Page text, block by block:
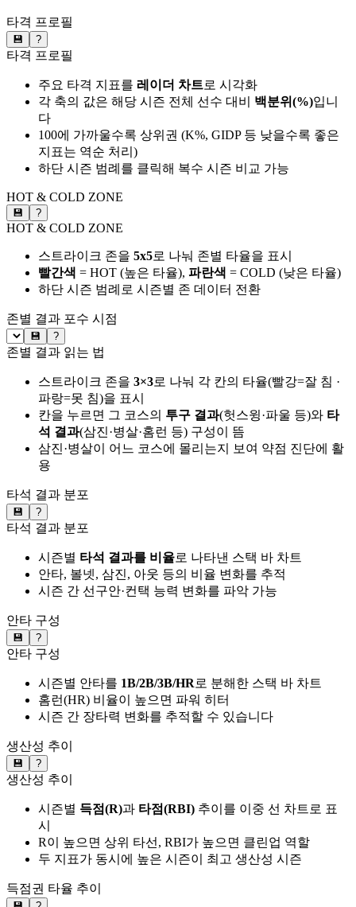
타격 프로필
💾 ?
타격 프로필
주요 타격 지표를 레이더 차트로 시각화
각 축의 값은 해당 시즌 전체 선수 대비 백분위(%)입니
다
100에 가까울수록 상위권 (K%, GIDP 등 낮을수록 좋은
지표는 역순 처리)
하단 시즌 범례를 클릭해 복수 시즌 비교 가능
HOT & COLD ZONE
💾 ?
HOT & COLD ZONE
스트라이크 존을 5x5로 나눠 존별 타율을 표시
빨간색 = HOT (높은 타율), 파란색 = COLD (낮은 타율)
하단 시즌 범례로 시즌별 존 데이터 전환
존별 결과 포수 시점
💾 ?
존별 결과 읽는 법
스트라이크 존을 3×3로 나눠 각 칸의 타율(빨강=잘 침 ·
파랑=못 침)을 표시
칸을 누르면 그 코스의 투구 결과(헛스윙·파울 등)와 타
석 결과(삼진·병살·홈런 등) 구성이 뜸
삼진·병살이 어느 코스에 몰리는지 보여 약점 진단에 활
용
타석 결과 분포
💾 ?
타석 결과 분포
시즌별 타석 결과를 비율로 나타낸 스택 바 차트
안타, 볼넷, 삼진, 아웃 등의 비율 변화를 추적
시즌 간 선구안·컨택 능력 변화를 파악 가능
안타 구성
💾 ?
안타 구성
시즌별 안타를 1B/2B/3B/HR로 분해한 스택 바 차트
홈런(HR) 비율이 높으면 파워 히터
시즌 간 장타력 변화를 추적할 수 있습니다
생산성 추이
💾 ?
생산성 추이
시즌별 득점(R)과 타점(RBI) 추이를 이중 선 차트로 표
시
R이 높으면 상위 타선, RBI가 높으면 클린업 역할
두 지표가 동시에 높은 시즌이 최고 생산성 시즌
득점권 타율 추이